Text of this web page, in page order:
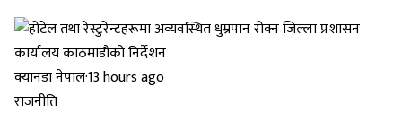
क्यानडा नेपाल·13 hours ago
राजनीति